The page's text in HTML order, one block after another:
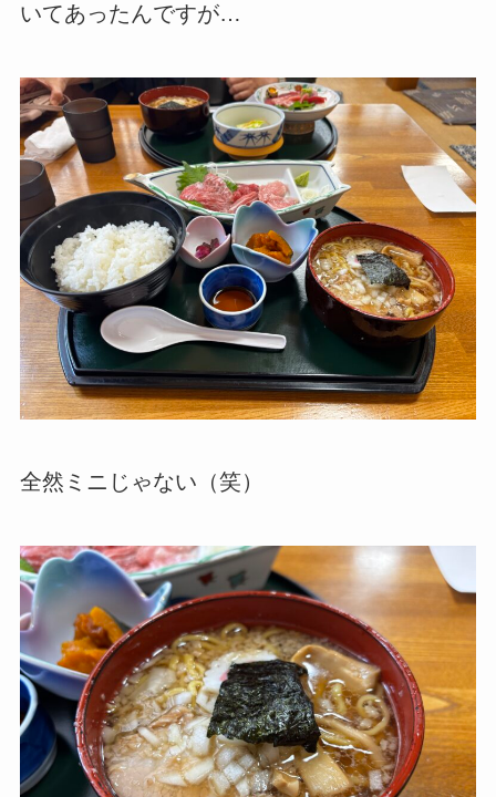
いてあったんですが…
全然ミニじゃない（笑）